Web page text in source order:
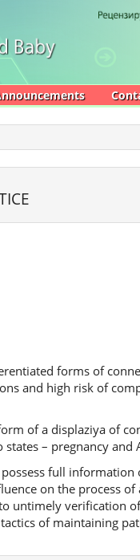
forms of
and high risk of
of a displaziya of
– pregnancy and
full information
on the process
untimely verification
of maintaining